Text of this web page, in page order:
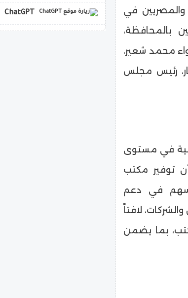
والمصريين في
بالمحافظة،
محمد شعير،
رئيس مجلس
في مستوى
توفير مكتب
في دعم
لافتاً
بما يضمن